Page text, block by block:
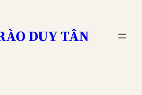
DUY TÂN